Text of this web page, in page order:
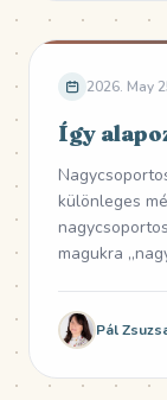
2026. May
Így
különleges
magukra
Pál